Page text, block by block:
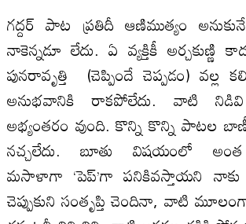
గద్దర్‌ పాట ప్రతిదీ ఆణిముత్యం
నాకెన్నడూ లేదు. ఏ వ్యక్తికీ అర్చకుణ్ణి
పునరావృత్తి (చెప్పిందే చెప్పడం) వల్ల
అనుభవానికి రాకపోలేదు. వాటి
అభ్యంతరం వుంది. కొన్ని కొన్ని పాటల
నచ్చలేదు. బూతు విషయంలో అంత
మసాళాగా ‘పెప్‌’గా పనికివస్తాయని
చెప్పుకుని సంతృప్తి చెందినా, వాటి